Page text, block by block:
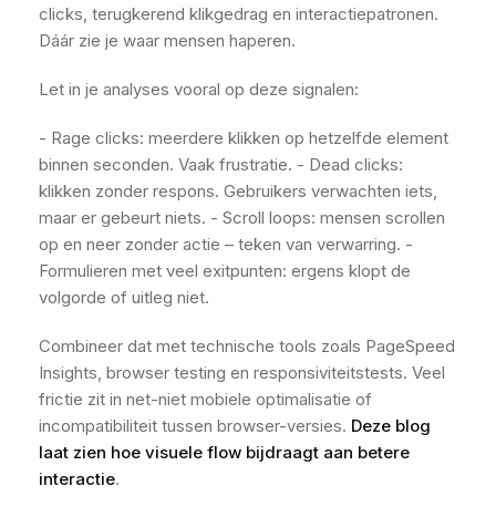
clicks, terugkerend klikgedrag en interactiepatronen.
Dáár zie je waar mensen haperen.
Let in je analyses vooral op deze signalen:
- Rage clicks: meerdere klikken op hetzelfde element
binnen seconden. Vaak frustratie. - Dead clicks:
klikken zonder respons. Gebruikers verwachten iets,
maar er gebeurt niets. - Scroll loops: mensen scrollen
op en neer zonder actie – teken van verwarring. -
Formulieren met veel exitpunten: ergens klopt de
volgorde of uitleg niet.
Combineer dat met technische tools zoals PageSpeed
Insights, browser testing en responsiviteitstests. Veel
frictie zit in net-niet mobiele optimalisatie of
incompatibiliteit tussen browser-versies. Deze blog
laat zien hoe visuele flow bijdraagt aan betere
interactie.